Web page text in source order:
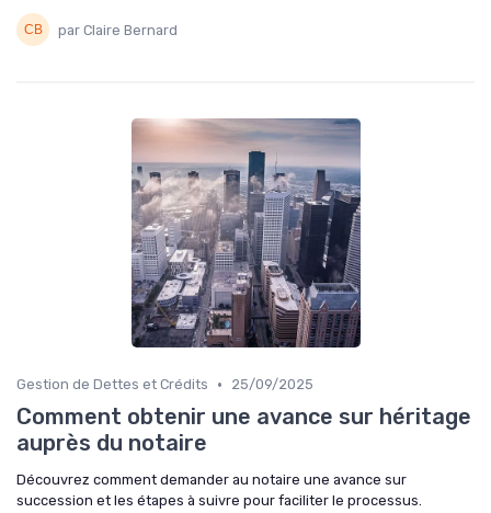
par Claire Bernard
Gestion de Dettes et Crédits • 25/09/2025
Comment obtenir une avance sur héritage
auprès du notaire
Découvrez comment demander au notaire une avance sur
succession et les étapes à suivre pour faciliter le processus.